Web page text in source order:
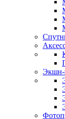
Экшн-